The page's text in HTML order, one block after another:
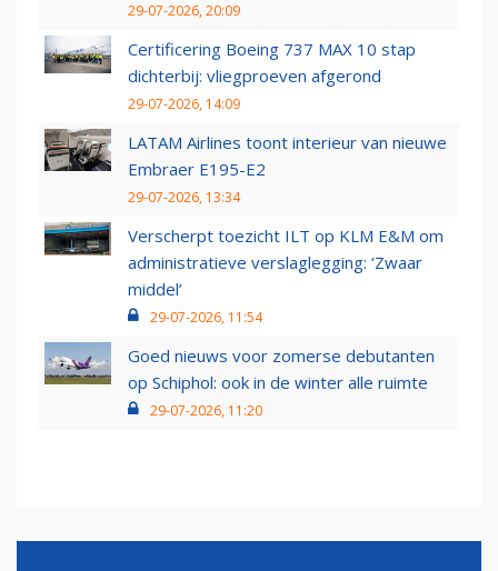
29-07-2026, 20:09
Certificering Boeing 737 MAX 10 stap
dichterbij: vliegproeven afgerond
29-07-2026, 14:09
LATAM Airlines toont interieur van nieuwe
Embraer E195-E2
29-07-2026, 13:34
Verscherpt toezicht ILT op KLM E&M om
administratieve verslaglegging: ‘Zwaar
middel’
29-07-2026, 11:54
Goed nieuws voor zomerse debutanten
op Schiphol: ook in de winter alle ruimte
29-07-2026, 11:20